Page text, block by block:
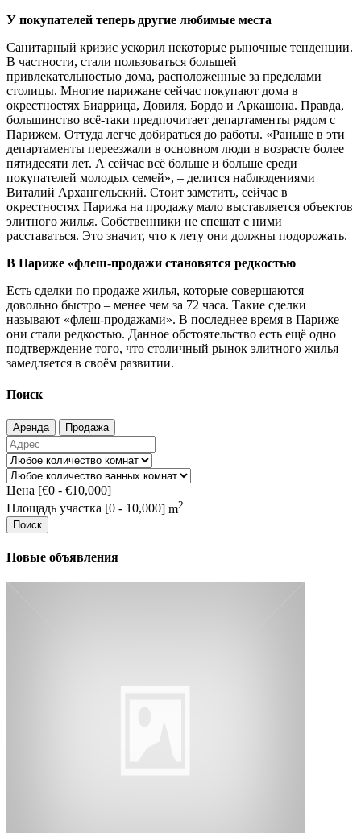
У покупателей теперь другие любимые места
Санитарный кризис ускорил некоторые рыночные тенденции.
В частности, стали пользоваться большей
привлекательностью дома, расположенные за пределами
столицы. Многие парижане сейчас покупают дома в
окрестностях Биаррица, Довиля, Бордо и Аркашона. Правда,
большинство всё-таки предпочитает департаменты рядом с
Парижем. Оттуда легче добираться до работы. «Раньше в эти
департаменты переезжали в основном люди в возрасте более
пятидесяти лет. А сейчас всё больше и больше среди
покупателей молодых семей», – делится наблюдениями
Виталий Архангельский. Стоит заметить, сейчас в
окрестностях Парижа на продажу мало выставляется объектов
элитного жилья. Собственники не спешат с ними
расставаться. Это значит, что к лету они должны подорожать.
В Париже «флеш-продажи становятся редкостью
Есть сделки по продаже жилья, которые совершаются
довольно быстро – менее чем за 72 часа. Такие сделки
называют «флеш-продажами». В последнее время в Париже
они стали редкостью. Данное обстоятельство есть ещё одно
подтверждение того, что столичный рынок элитного жилья
замедляется в своём развитии.
Поиск
Аренда Продажа
Цена [€0 - €10,000]
Площадь участка [0 - 10,000] m2
Поиск
Новые объявления